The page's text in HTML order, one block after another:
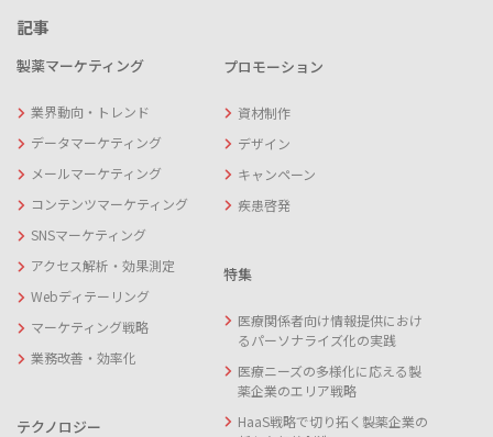
記事
製薬マーケティング
業界動向・トレンド
データマーケティング
メールマーケティング
コンテンツマーケティング
SNSマーケティング
アクセス解析・効果測定
Webディテーリング
マーケティング戦略
業務改善・効率化
テクノロジー
プロモーション
資材制作
デザイン
キャンペーン
疾患啓発
特集
医療関係者向け情報提供におけ
るパーソナライズ化の実践
医療ニーズの多様化に応える製
薬企業のエリア戦略
HaaS戦略で切り拓く製薬企業の